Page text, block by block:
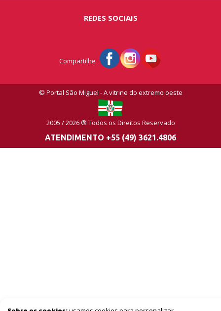
REDES SOCIAIS
Compartilhe
© Portal São Miguel - A vitrine do extremo oeste
2005 / 2026 ® Todos os Direitos Reservado
ATENDIMENTO +55 (49) 3621.4806